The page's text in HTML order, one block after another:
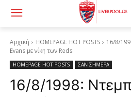
Αρχική HOMEPAGE HOT POSTS
16/8/
Evans με νίκη των Reds
HOMEPAGE HOT POSTS ΣΑΝ ΣΗΜΕΡΑ
16/8/1998: